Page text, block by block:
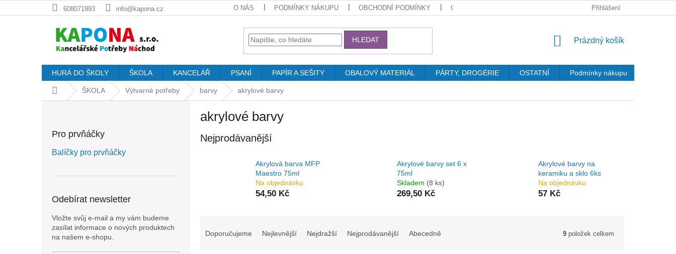
na
608071993 info@kapona.cz O NÁS PODMÍNKY NÁKUPU OBCHODNÍ PODMÍNKY GDPR Přihlášení
HLEDAT
NÁKUPNÍ
Prázdný košík
HURÁ DO ŠKOLY ŠKOLA KANCELÁŘ PSANÍ PAPÍR A SEŠITY OBALOVÝ MATERIÁL PÁRTY, DROGÉRIE OSTATNÍ Podmínky nákupu
Domů ŠKOLA Výtvarné potřeby barvy akrylové barvy
Pro prvňáčky
Balíčky pro prvňáčky
Odebírat newsletter
Vložte svůj e-mail a my vám budeme
zasílat informace o nových produktech
na našem e-shopu.
akrylové barvy
Nejprodávanější
Akrylová barva MFP
Maestro 75ml
Na objednávku
54,50 Kč
Akrylové barvy set 6 x
75ml
Skladem (8 ks)
269,50 Kč
Akrylové barvy na
keramiku a sklo 6ks
Na objednávku
57 Kč
Doporučujeme Nejlevnější Nejdražší Nejprodávanější Abecedně 9 položek celkem